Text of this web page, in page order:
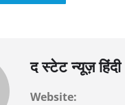
द स्टेट न्यूज़ हिंदी
Website: